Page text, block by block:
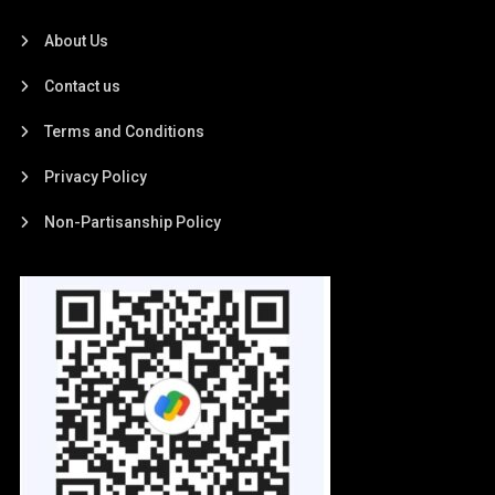
About Us
Contact us
Terms and Conditions
Privacy Policy
Non-Partisanship Policy